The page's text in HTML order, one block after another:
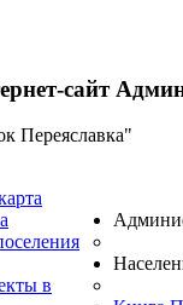
сайт
Переяславка"
в